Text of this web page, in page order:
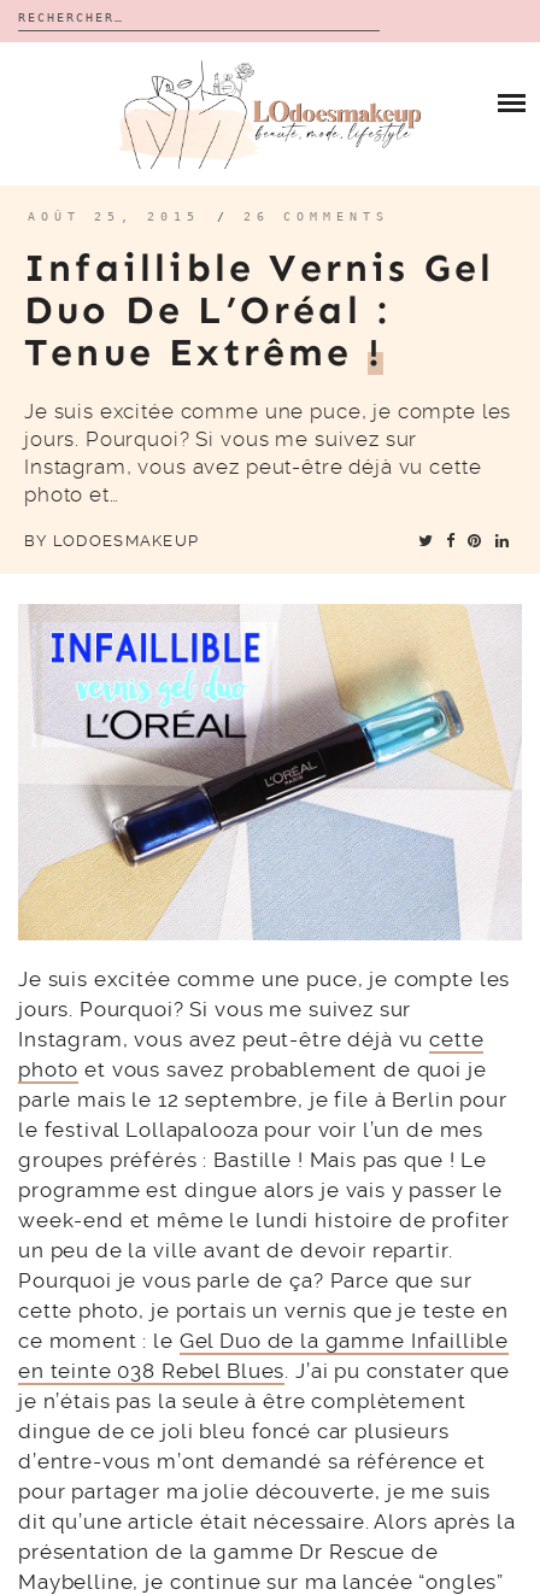
Rechercher :
CALENDRIERS DE L’AVENT
BON PLAN
À PROPOS
MES VIDÉOS
CONTACT
AOÛT 25, 2015 / 26 COMMENTS
Infaillible Vernis Gel
Duo De L’Oréal :
Tenue Extrême !
Je suis excitée comme une puce, je compte les
jours. Pourquoi? Si vous me suivez sur
Instagram, vous avez peut-être déjà vu cette
photo et…
BY LODOESMAKEUP
Je suis excitée comme une puce, je compte les
jours. Pourquoi? Si vous me suivez sur
Instagram, vous avez peut-être déjà vucette
photo et vous savez probablement de quoi je
parle mais le 12 septembre, je file à Berlin pour
le festival Lollapalooza pour voir l’un de mes
groupes préférés : Bastille ! Mais pas que ! Le
programme est dingue alors je vais y passer le
week-end et même le lundi histoire de profiter
un peu de la ville avant de devoir repartir.
Pourquoi je vous parle de ça? Parce que sur
cette photo, je portais un vernis que je teste en
ce moment : le Gel Duo de la gamme Infaillible
en teinte 038 Rebel Blues . J’ai pu constater que
je n’étais pas la seule à être complètement
dingue de ce joli bleu foncé car plusieurs
d’entre-vous m’ont demandé sa référence et
pour partager ma jolie découverte, je me suis
dit qu’une article était nécessaire. Alors après la
présentation de la gamme Dr Rescue de
Maybelline, je continue sur ma lancée “ongles”